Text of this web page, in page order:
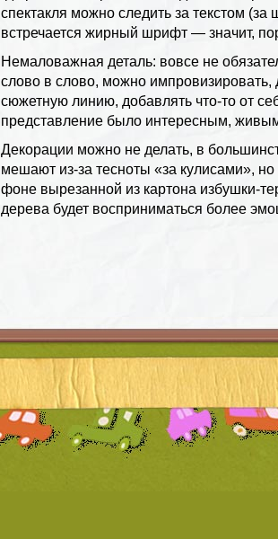
спектакля можно следить за текстом
встречается жирный шрифт — значит,
Немаловажная деталь: вовсе не
слово в слово, можно импровизировать,
сюжетную линию, добавлять что-то от
представление было интересным,
Декорации можно не делать, в
мешают из-за тесноты «за кулисами»,
фоне вырезанной из картона избушки-
дерева будет восприниматься более